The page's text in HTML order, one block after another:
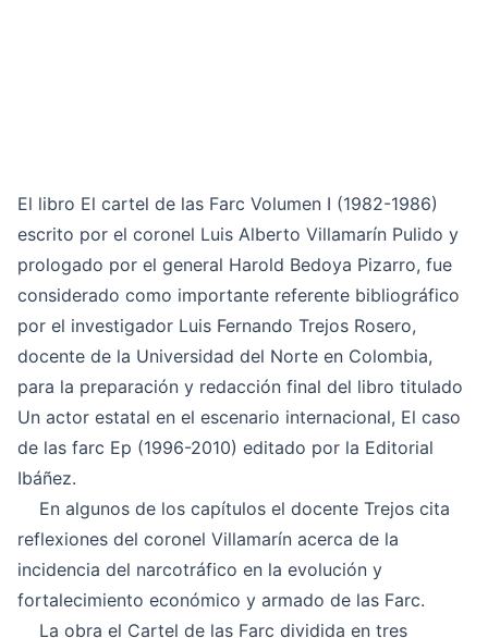
El libro El cartel de las Farc Volumen I (1982-1986)
escrito por el coronel Luis Alberto Villamarín Pulido y
prologado por el general Harold Bedoya Pizarro, fue
considerado como importante referente bibliográfico
por el investigador Luis Fernando Trejos Rosero,
docente de la Universidad del Norte en Colombia,
para la preparación y redacción final del libro titulado
Un actor estatal en el escenario internacional, El caso
de las farc Ep (1996-2010) editado por la Editorial
Ibáñez.
En algunos de los capítulos el docente Trejos cita
reflexiones del coronel Villamarín acerca de la
incidencia del narcotráfico en la evolución y
fortalecimiento económico y armado de las Farc.
La obra el Cartel de las Farc dividida en tres